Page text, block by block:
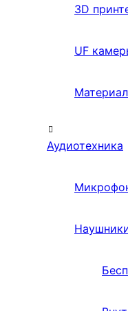
3D
UF
Аудиотехника